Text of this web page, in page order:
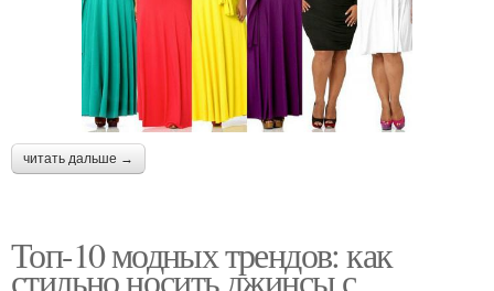
читать дальше →
Топ-10 модных трендов: как
стильно носить джинсы с